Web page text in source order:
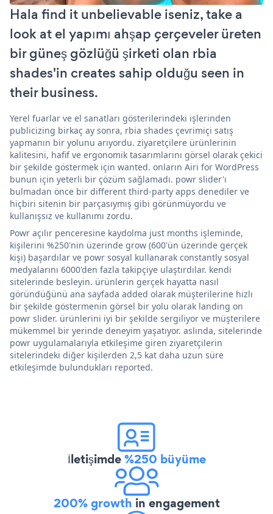
Hala find it unbelievable iseniz, take a
look at el yapımı ahşap çerçeveler üreten
bir güneş gözlüğü şirketi olan rbia
shades'in creates sahip olduğu seen in
their business.
Yerel fuarlar ve el sanatları gösterilerindeki işlerinden
publicizing birkaç ay sonra, rbia shades çevrimiçi satış
yapmanın bir yolunu arıyordu. ziyaretçilere ürünlerinin
kalitesini, hafif ve ergonomik tasarımlarını görsel olarak çekici
bir şekilde göstermek için wanted. onların Airi for WordPress
bunun için yeterli bir çözüm sağlamadı. powr slider'ı
bulmadan önce bir different third-party apps denediler ve
hiçbiri sitenin bir parçasıymış gibi görünmüyordu ve
kullanışsız ve kullanımı zordu.
Powr açılır penceresine kaydolma just months işleminde,
kişilerini %250'nin üzerinde grow (600'ün üzerinde gerçek
kişi) başardılar ve powr sosyal kullanarak constantly sosyal
medyalarını 6000'den fazla takipçiye ulaştırdılar. kendi
sitelerinde besleyin. ürünlerin gerçek hayatta nasıl
göründüğünü ana sayfada added olarak müşterilerine hızlı
bir şekilde göstermenin görsel bir yolu olarak landing on
powr slider. ürünlerini iyi bir şekilde sergiliyor ve müşterilere
mükemmel bir yerinde deneyim yaşatıyor. aslında, sitelerinde
powr uygulamalarıyla etkileşime giren ziyaretçilerin
sitelerindeki diğer kişilerden 2,5 kat daha uzun süre
etkileşimde bulundukları reported.
İletişimde%250 büyüme
200% growth in engagement